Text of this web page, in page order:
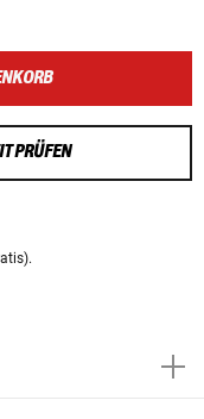
PRÜFEN